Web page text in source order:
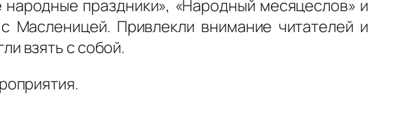
праздники», «Народный месяцеслов» и
Масленицей. Привлекли внимание читателей и
взять с собой.